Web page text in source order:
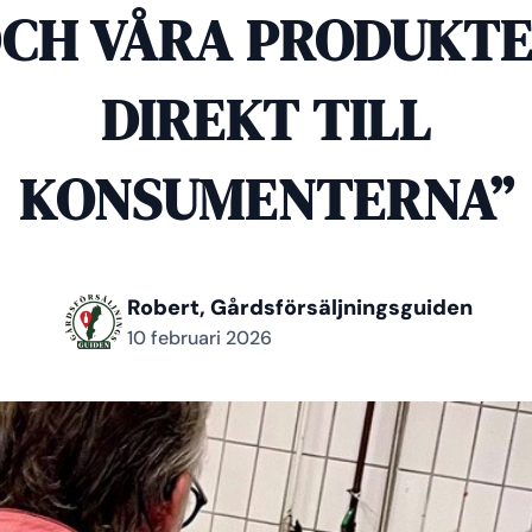
VÅRA
DIREKT TILL
KONSUMENTERNA”
Robert, Gårdsförsäljningsguiden
10 februari 2026